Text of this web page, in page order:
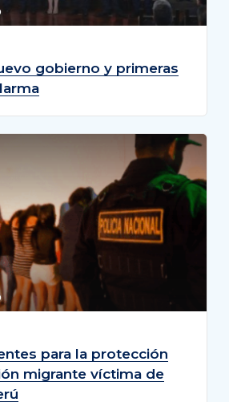
gobierno y primeras
para la protección
migrante víctima de